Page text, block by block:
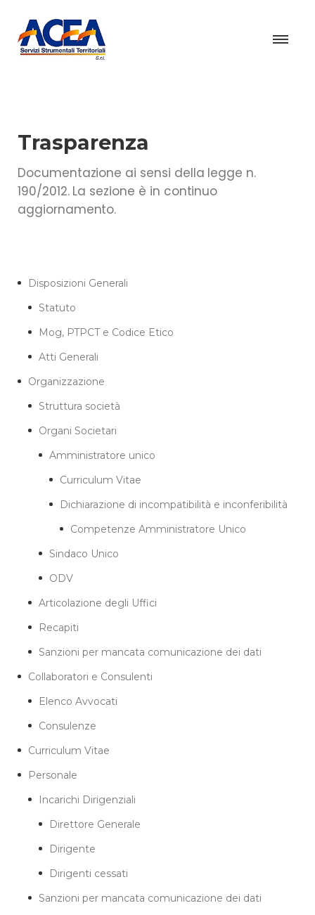
Trasparenza
Documentazione ai sensi della legge n.
190/2012. La sezione è in continuo
aggiornamento.
Disposizioni Generali
Statuto
Mog, PTPCT e Codice Etico
Atti Generali
Organizzazione
Struttura società
Organi Societari
Amministratore unico
Curriculum Vitae
Dichiarazione di incompatibilità e inconferibilità
Competenze Amministratore Unico
Sindaco Unico
ODV
Articolazione degli Uffici
Recapiti
Sanzioni per mancata comunicazione dei dati
Collaboratori e Consulenti
Elenco Avvocati
Consulenze
Curriculum Vitae
Personale
Incarichi Dirigenziali
Direttore Generale
Dirigente
Dirigenti cessati
Sanzioni per mancata comunicazione dei dati